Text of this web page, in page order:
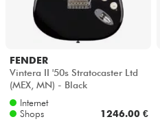
FENDER
Vintera II '50s Stratocaster Ltd
(MEX, MN) - Black
Internet
Shops
1246.00 €